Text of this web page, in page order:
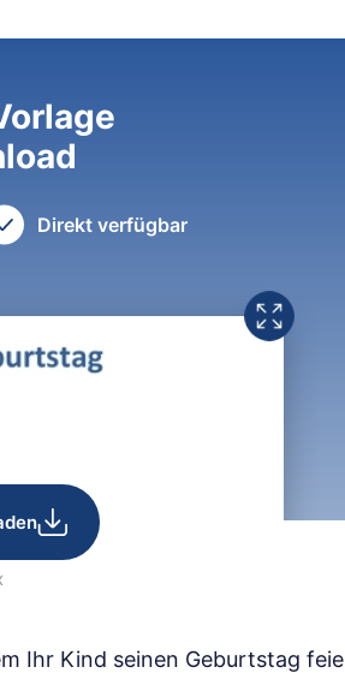
Direkt verfügbar
Ihr Kind seinen Geburtstag